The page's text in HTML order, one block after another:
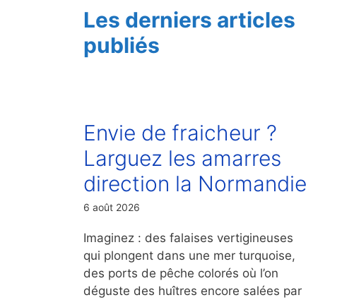
Les derniers articles
publiés
Envie de fraicheur ?
Larguez les amarres
direction la Normandie
6 août 2026
Imaginez : des falaises vertigineuses
qui plongent dans une mer turquoise,
des ports de pêche colorés où l’on
déguste des huîtres encore salées par